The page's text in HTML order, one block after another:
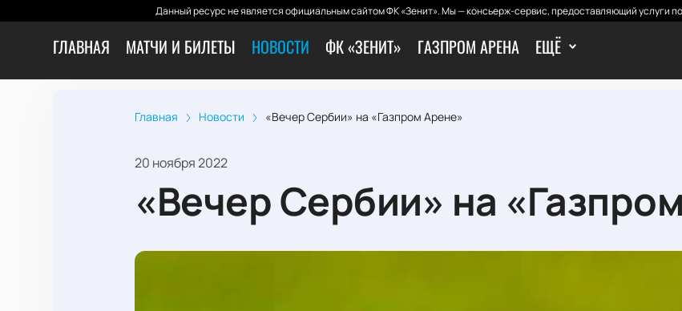
Данный ресурс не является официальным сайтом ФК «Зенит». Мы — консьерж-сервис, предоставляющий услуги
ГЛАВНАЯ МАТЧИ И БИЛЕТЫ НОВОСТИ ФК «ЗЕНИТ» ГАЗПРОМ АРЕНА ЕЩЁ
Главная Новости «Вечер Сербии» на «Газпром Арене»
20 ноября 2022
«Вечер Сербии» на